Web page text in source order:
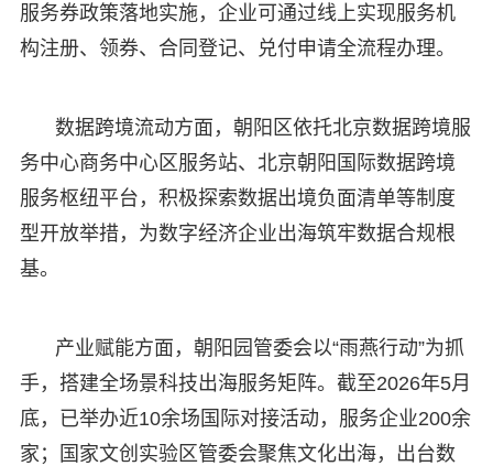
服务券政策落地实施，企业可通过线上实现服务机
构注册、领券、合同登记、兑付申请全流程办理。
数据跨境流动方面，朝阳区依托北京数据跨境服
务中心商务中心区服务站、北京朝阳国际数据跨境
服务枢纽平台，积极探索数据出境负面清单等制度
型开放举措，为数字经济企业出海筑牢数据合规根
基。
产业赋能方面，朝阳园管委会以“雨燕行动”为抓
手，搭建全场景科技出海服务矩阵。截至2026年5月
底，已举办近10余场国际对接活动，服务企业200余
家；国家文创实验区管委会聚焦文化出海，出台数